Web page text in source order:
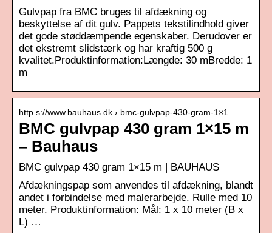
Gulvpap fra BMC bruges til afdækning og
beskyttelse af dit gulv. Pappets tekstilindhold giver
det gode støddæmpende egenskaber. Derudover er
det ekstremt slidstærk og har kraftig 500 g
kvalitet.Produktinformation:Længde: 30 mBredde: 1
m
http s://www.bauhaus.dk › bmc-gulvpap-430-gram-1×1…
BMC gulvpap 430 gram 1×15 m
– Bauhaus
BMC gulvpap 430 gram 1×15 m | BAUHAUS
Afdækningspap som anvendes til afdækning, blandt
andet i forbindelse med malerarbejde. Rulle med 10
meter. Produktinformation: Mål: 1 x 10 meter (B x
L) …